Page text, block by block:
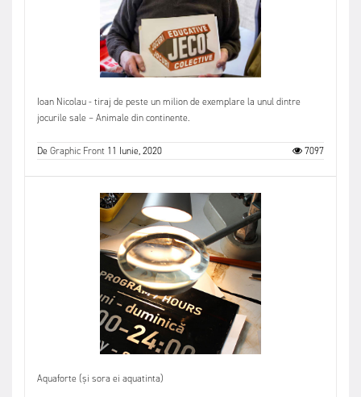
Ioan Nicolau - tiraj de peste un milion de exemplare la unul dintre
jocurile sale – Animale din continente.
DeGraphic Front 11 Iunie, 2020 7097
Aquaforte (și sora ei aquatinta)